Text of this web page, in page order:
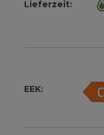
Lieferzeit:
EEK: